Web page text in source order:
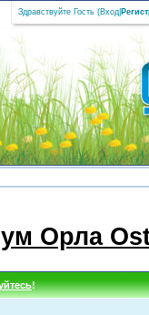
Здравствуйте Гость (Вход
Орла
!